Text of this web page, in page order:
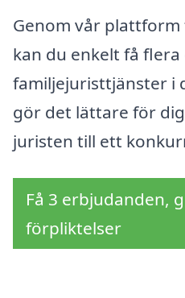
Genom vår
kan du enkelt få
familjejuristtjänster i
gör det lättare för
juristen till ett
Få 3 erbjudanden,
förpliktelser